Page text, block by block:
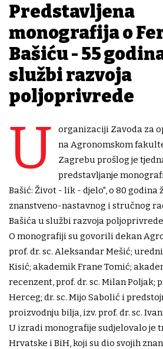
Predstavljena
monografija o
Bašiću - 55
službi razvoja
poljoprivrede
U
organizaciji Zavoda za
na Agronomskom
Zagrebu prošlog je
predstavljanje
Bašić: Život - lik - djelo", o 80 godina
znanstveno-nastavnog i stručnog
Bašića u službi razvoja
O monografiji su govorili dekan
prof. dr. sc. Aleksandar Mešić;
Kisić; akademik Frane Tomić;
recenzent, prof. dr. sc. Milan Poljak;
Herceg; dr. sc. Mijo Sabolić i
proizvodnju bilja, izv. prof. dr. sc.
U izradi monografije sudjelovalo je
Hrvatske i BiH, koji su dio svojih